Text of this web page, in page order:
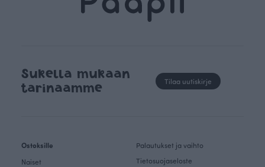
Sukella mukaan
tarinaamme
Tilaa uutiskirje
Ostoksille
Naiset
Palautukset ja vaihto
Tietosuojaseloste